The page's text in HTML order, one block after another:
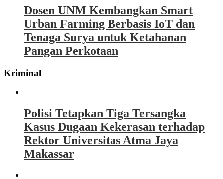
Dosen UNM Kembangkan Smart
Urban Farming Berbasis IoT dan
Tenaga Surya untuk Ketahanan
Pangan Perkotaan
Kriminal
Polisi Tetapkan Tiga Tersangka
Kasus Dugaan Kekerasan terhadap
Rektor Universitas Atma Jaya
Makassar